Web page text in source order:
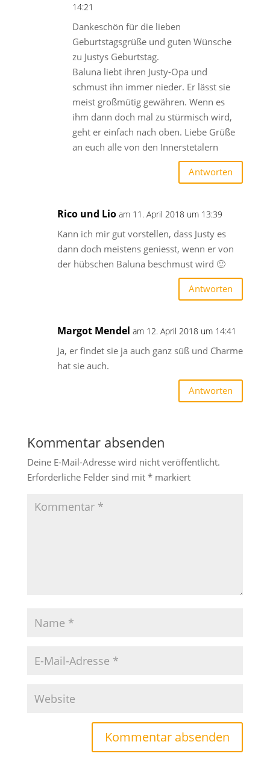
14:21
Dankeschön für die lieben
Geburtstagsgrüße und guten Wünsche
zu Justys Geburtstag.
Baluna liebt ihren Justy-Opa und
schmust ihn immer nieder. Er lässt sie
meist großmütig gewähren. Wenn es
ihm dann doch mal zu stürmisch wird,
geht er einfach nach oben. Liebe Grüße
an euch alle von den Innerstetalern
Antworten
Rico und Lio am 11. April 2018 um 13:39
Kann ich mir gut vorstellen, dass Justy es
dann doch meistens geniesst, wenn er von
der hübschen Baluna beschmust wird 🙂
Antworten
Margot Mendel am 12. April 2018 um 14:41
Ja, er findet sie ja auch ganz süß und Charme
hat sie auch.
Antworten
Kommentar absenden
Deine E-Mail-Adresse wird nicht veröffentlicht.
Erforderliche Felder sind mit *markiert